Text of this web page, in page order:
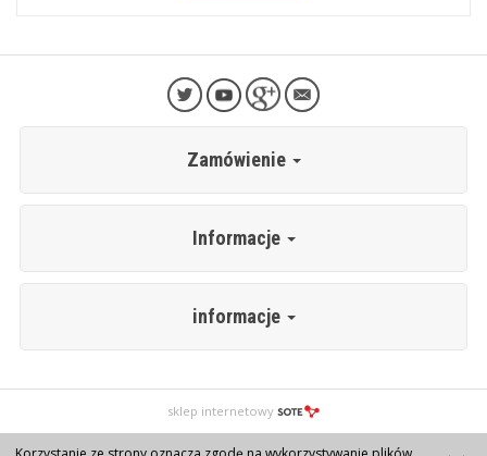
Zamówienie
Informacje
informacje
sklep internetowy